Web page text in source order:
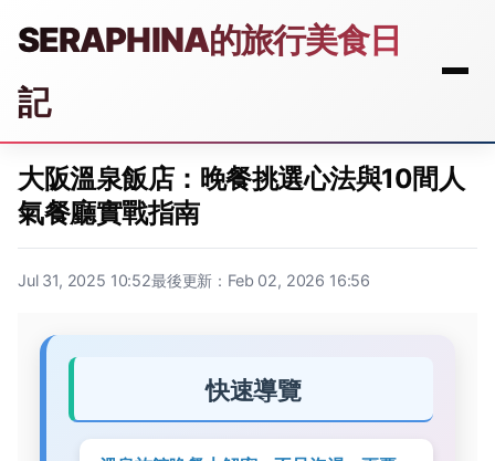
SERAPHINA的旅行美食日
記
大阪溫泉飯店：晚餐挑選心法與10間人
氣餐廳實戰指南
Jul 31, 2025 10:52最後更新：Feb 02, 2026 16:56
快速導覽